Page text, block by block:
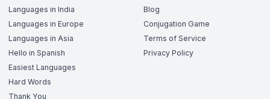
Languages in India
Languages in Europe
Languages in Asia
Hello in Spanish
Easiest Languages
Hard Words
Thank You
Blog
Conjugation Game
Terms of Service
Privacy Policy